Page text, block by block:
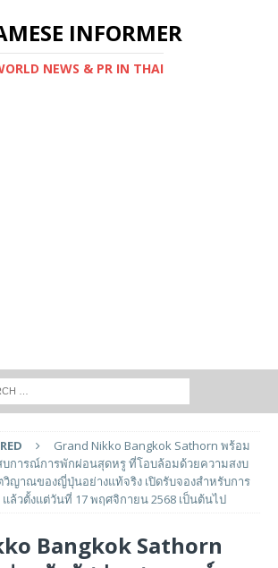
INFORMER
NEWS & PR IN THAI
Grand Nikko Bangkok Sathorn พร้อม
การณ์การพักผ่อนสุดหรู ที่โอบล้อมด้วยความสงบ
วิญาณของญี่ปุ่นอย่างแท้จริง เปิดรับจองสำหรับการ
แล้วตั้งแต่วันที่ 17 พฤศจิกายน 2568 เป็นต้นไป
Bangkok Sathorn